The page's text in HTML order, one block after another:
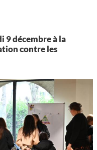
RESTAURATION
9 décembre à la
contre les